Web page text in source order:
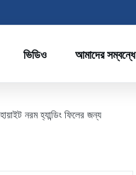
ভিডিও আমাদের সম্বন্ধে
নরম হ্যান্ডিং ফিলের জন্য